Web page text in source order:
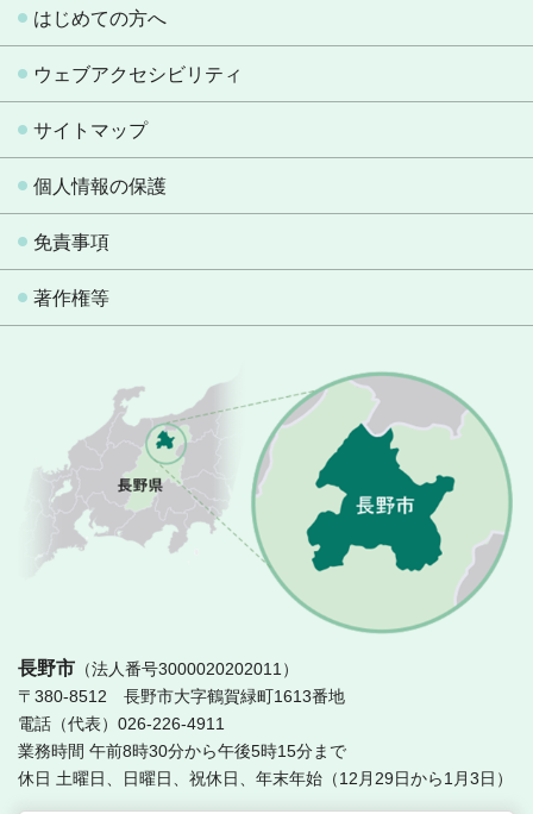
はじめての方へ
ウェブアクセシビリティ
サイトマップ
個人情報の保護
免責事項
著作権等
長野市 （法人番号3000020202011）
〒380-8512 長野市大字鶴賀緑町1613番地
電話（代表）026-226-4911
業務時間 午前8時30分から午後5時15分まで
休日 土曜日、日曜日、祝休日、年末年始（12月29日から1月3日）